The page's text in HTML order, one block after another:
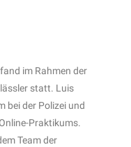
im Rahmen der
statt. Luis
bei der Polizei und
Praktikums.
Team der